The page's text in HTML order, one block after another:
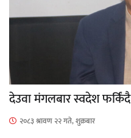
देउवा मंगलबार स्वदेश फर्किंदै
२०८३ श्रावण २२ गते, शुक्रबार